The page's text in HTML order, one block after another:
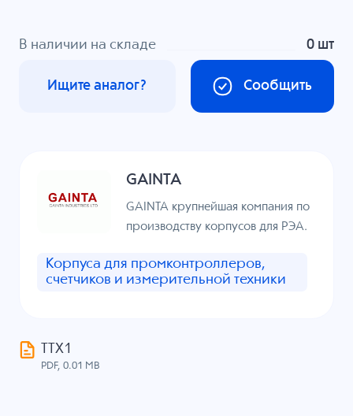
В наличии на складе 0 шт
Сообщить
Ищите аналог?
GAINTA
GAINTA крупнейшая компания по
производству корпусов для РЭА.
Корпуса для промконтроллеров,
счетчиков и измерительной техники
ТТХ1
PDF, 0.01 MB